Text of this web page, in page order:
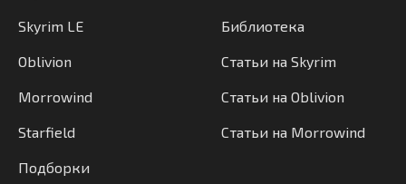
Skyrim LE
Oblivion
Morrowind
Starfield
Подборки
Библиотека
Статьи на Skyrim
Статьи на Oblivion
Статьи на Morrowind